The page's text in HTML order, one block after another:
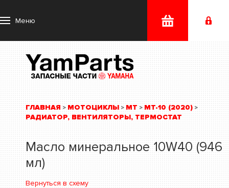
Меню
ГЛАВНАЯ > МОТОЦИКЛЫ > MT > MT-10 (2020) >
РАДИАТОР, ВЕНТИЛЯТОРЫ, ТЕРМОСТАТ
Масло минеральное 10W40 (946
мл)
Вернуться в схему